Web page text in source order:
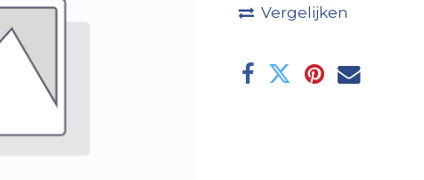
Vergelijken